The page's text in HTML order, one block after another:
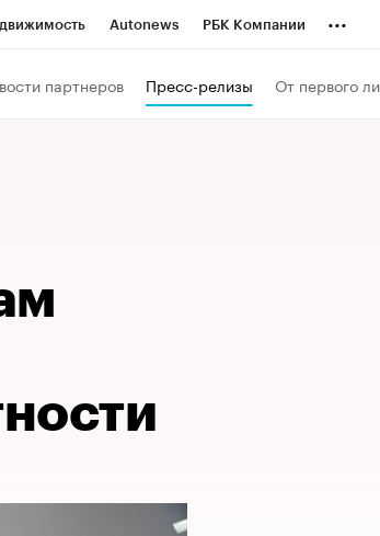
Autonews РБК Компании ...
партнеров Пресс-релизы От первого